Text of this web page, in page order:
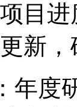
目
新
度